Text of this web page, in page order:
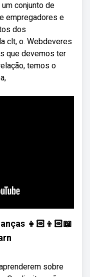
conjunto de
empregadores e
dos
clt, o. Webdeveres
que devemos ter
temos o
👧🏻👦🏻📖
sobre